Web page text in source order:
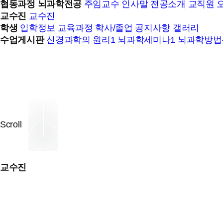
협동과정 뇌과학전공 주임교수 인사말 전공소개 교직원
교수진 교수진
학생 입학정보 교육과정 학사/졸업 공지사항 갤러리
수업게시판 신경과학의 원리1 뇌과학세미나1 뇌과학방
Scroll
교수진